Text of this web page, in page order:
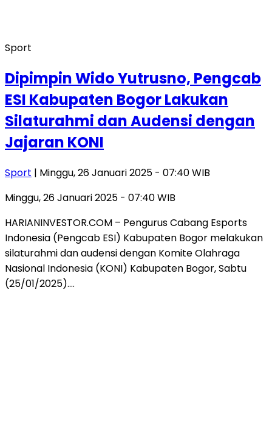
Sport
Dipimpin Wido Yutrusno, Pengcab
ESI Kabupaten Bogor Lakukan
Silaturahmi dan Audensi dengan
Jajaran KONI
Sport | Minggu, 26 Januari 2025 - 07:40 WIB
Minggu, 26 Januari 2025 - 07:40 WIB
HARIANINVESTOR.COM – Pengurus Cabang Esports
Indonesia (Pengcab ESI) Kabupaten Bogor melakukan
silaturahmi dan audensi dengan Komite Olahraga
Nasional Indonesia (KONI) Kabupaten Bogor, Sabtu
(25/01/2025)….